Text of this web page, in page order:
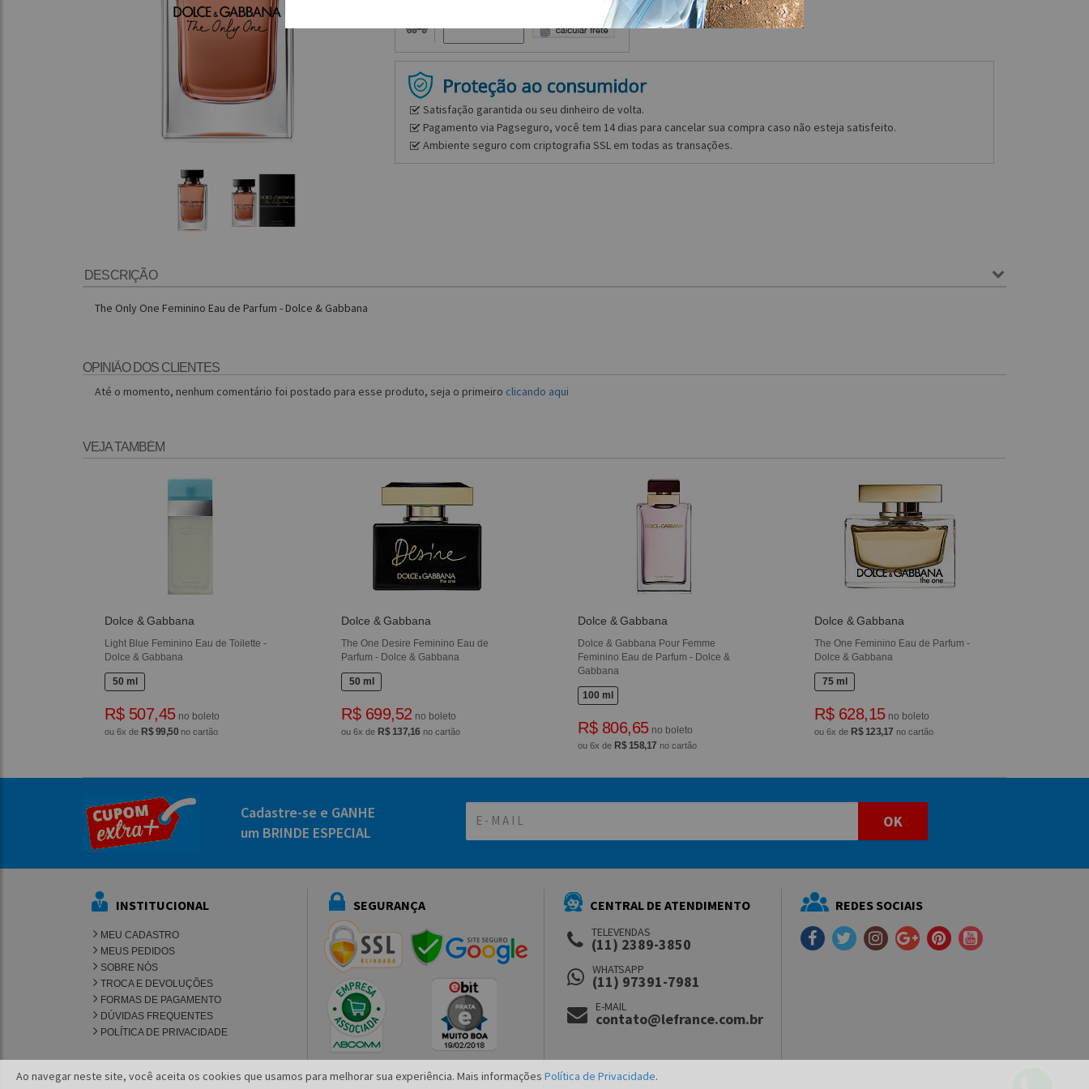
Ao navegar neste site, você aceita os cookies que usamos para melhorar sua experiência. Mais informações Política de Privacidade.
Satisfação garantida ou seu dinheiro de volta.
Pagamento via Pagseguro, você tem 14 dias para cancelar sua compra caso não esteja satisfeito.
Ambiente seguro com criptografia SSL em todas as transações.
DESCRIÇÃO
The Only One Feminino Eau de Parfum - Dolce & Gabbana
OPINIÃO DOS CLIENTES
Até o momento, nenhum comentário foi postado para esse produto, seja o primeiro clicando aqui
VEJA TAMBÉM
Dolce & Gabbana
Light Blue Feminino Eau de Toilette -
Dolce & Gabbana
50 ml
R$ 507,45no boleto
ou 6x de R$ 99,50 no cartão
Dolce & Gabbana
The One Desire Feminino Eau de
Parfum - Dolce & Gabbana
50 ml
R$ 699,52 no boleto
ou 6x de R$ 137,16 no cartão
Dolce & Gabbana
Dolce & Gabbana Pour Femme
Feminino Eau de Parfum - Dolce &
Gabbana
100 ml
R$ 806,65no boleto
ou 6x de R$ 158,17 no cartão
Dolce & Gabbana
The One Feminino Eau de Parfum -
Dolce & Gabbana
75 ml
R$ 628,15no boleto
ou 6x de R$ 123,17 no cartão
Cadastre-se e GANHE
um BRINDE ESPECIAL
OK
INSTITUCIONAL
MEU CADASTRO
MEUS PEDIDOS
SOBRE NÓS
TROCA E DEVOLUÇÕES
FORMAS DE PAGAMENTO
DÚVIDAS FREQUENTES
POLÍTICA DE PRIVACIDADE
SEGURANÇA CENTRAL DE ATENDIMENTO
TELEVENDAS
(11) 2389-3850
WHATSAPP
(11) 97391-7981
E-MAIL
contato@lefrance.com.br
REDES SOCIAIS